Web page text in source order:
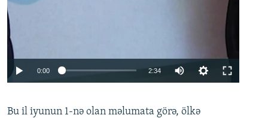
0:00 2:34
360p
Bu il iyunun 1-nə olan məlumata görə, ölkə